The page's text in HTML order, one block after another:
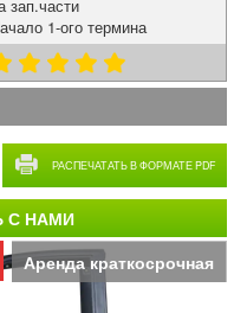
Аренда краткосрочная
РАСПЕЧАТАТЬ В ФОРМАТЕ PDF
зап.части
1-ого термина
С НАМИ